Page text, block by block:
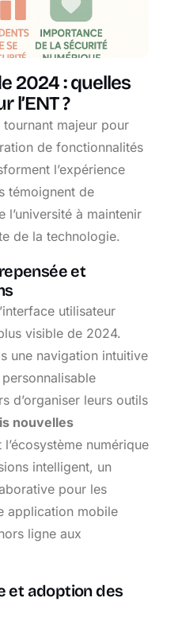
2024 : quelles
l’ENT ?
tournant majeur pour
de fonctionnalités
l’expérience
témoignent de
l’université à maintenir
de la technologie.
et
utilisateur
visible de 2024.
une navigation intuitive
d’organiser leurs outils
nouvelles
l’écosystème numérique
intelligent, un
pour les
application mobile
ligne aux
et adoption des